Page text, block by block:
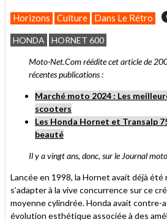
Horizons Culture Dans Le Rétro
HONDA HORNET 600
Moto-Net.Com réédite cet article de
récentes publications :
Marché moto 2024 : Les
scooters
Les Honda Hornet et Transalp
beauté
Il y a vingt ans, donc, sur le Journal
Lancée en 1998, la Hornet avait déjà
s’adapter à la vive concurrence sur ce
moyenne cylindrée. Honda avait contre-
évolution esthétique associée à des